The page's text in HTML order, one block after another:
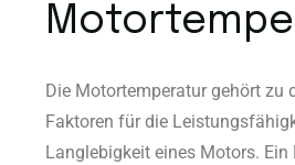
Die Motortemperatur gehört zu
Faktoren für die
Langlebigkeit eines Motors. Ein